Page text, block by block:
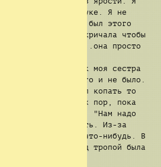
с веткой в руке. Я не
что не должен был этого
за мной, она кричала чтобы
начала плакать...она просто
и увидел, как моя сестра
там ничего и не было.
назад и начал копать то
с землёй до тех пор, пока
и не сказал мне: "Нам надо
Мы начали убегать. Из-за
разглядеть хоть что-нибудь. В
в тупик. Перед тропой была